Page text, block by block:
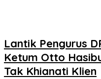
Lantik Pengurus
Ketum Otto
Tak Khianati Klien